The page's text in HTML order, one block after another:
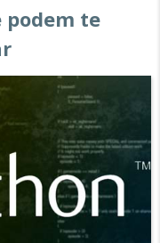
podem te